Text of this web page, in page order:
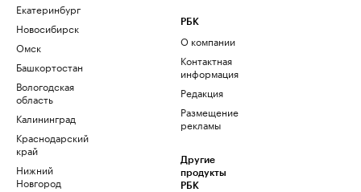
Екатеринбург
Новосибирск
Омск
Башкортостан
Вологодская
область
Калининград
Краснодарский
край
Нижний
Новгород
РБК
О компании
Контактная
информация
Редакция
Размещение
рекламы
Другие
продукты
РБК